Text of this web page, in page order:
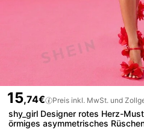
15,74€ Preis inkl. MwSt. und
shy_girl Designer rotes Herz-
örmiges asymmetrisches